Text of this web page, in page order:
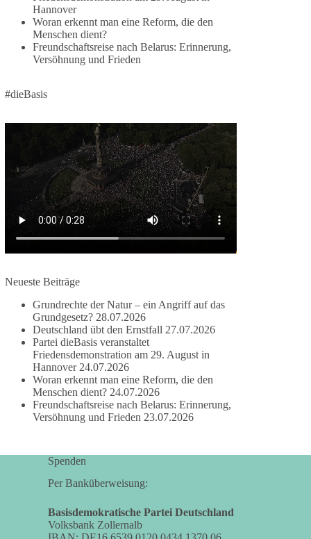
sowie deren Staats- und Regierungschefs zum
NATO-Gipfel in der Türkei. Von der NATO wird
behauptet, sie sei das wichtigste
Verteidigungsbündnis der Welt und ein Garant für
Sicherheit.
Die Gipfelerklärung liest sich jedoch wie ein
Neue Milliardenhilfen für die Ukraine, neue
Verpflichtungen für Europa, gigantische
Rüstungsdeals, Ausbau der
Verteidigungsindustrie, Modernisierung der
Streitkräfte, ein klares Bekenntnis zur
militärischen Abschreckung und dazu die
Forderung, der Iran dürfe keine Kernwaffe
besitzen.
friedensorientierte Politik?
🟩🟩🟦🟦🟥🟥🟧🟧
dieBasis fordert als einzige Partei in Deutschland
den Austritt aus der NATO. Ein Gipfel, der mehr
nach Rüstungsdeal als nach Friedenspolitik klingt,
wird niemals Sicherheit schaffen, ob nun in
Deutschland oder weltweit.
erklaerung-ankara-100.html
#dieBasis #NATO #Gipfeltreffen
Hannover
Woran erkennt man eine Reform, die den
Menschen dient?
Freundschaftsreise nach Belarus: Erinnerung,
Versöhnung und Frieden
#dieBasis
Neueste Beiträge
Grundrechte der Natur – ein Angriff auf das
Grundgesetz? 28.07.2026
Deutschland übt den Ernstfall 27.07.2026
Partei dieBasis veranstaltet
Friedensdemonstration am 29. August in
Hannover 24.07.2026
Woran erkennt man eine Reform, die den
Menschen dient? 24.07.2026
Freundschaftsreise nach Belarus: Erinnerung,
Versöhnung und Frieden 23.07.2026
Spenden
Per Banküberweisung:
Basisdemokratische Partei Deutschland
Volksbank Zollernalb